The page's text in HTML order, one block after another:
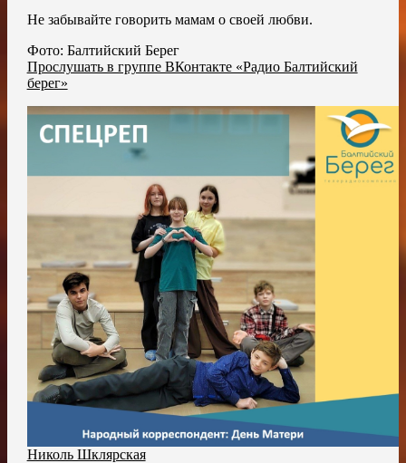
Не забывайте говорить мамам о своей любви.
Фото: Балтийский Берег
Прослушать в группе ВКонтакте «Радио Балтийский
берег»
Николь Шклярская